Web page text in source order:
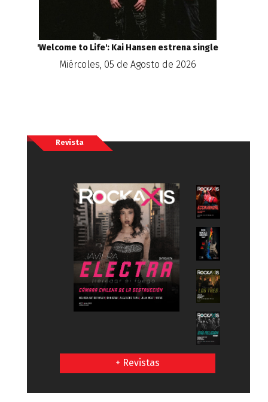
'Welcome to Life': Kai Hansen estrena single
Miércoles, 05 de Agosto de 2026
Revista
+ Revistas